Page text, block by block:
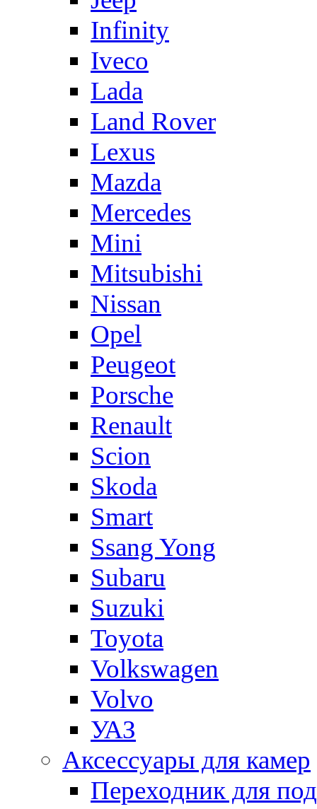
Infinity
Iveco
Lada
Land Rover
Lexus
Mazda
Mercedes
Mini
Mitsubishi
Nissan
Opel
Peugeot
Porsche
Renault
Scion
Skoda
Smart
Ssang Yong
Subaru
Suzuki
Toyota
Volkswagen
Volvo
УАЗ
Аксессуары для камер
Переходник для